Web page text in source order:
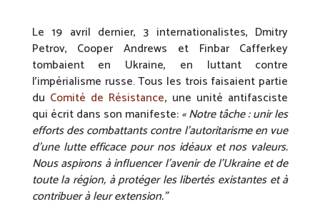
Le 19 avril dernier, 3 internationalistes, Dmitry
Petrov, Cooper Andrews et Finbar Cafferkey
tombaient en Ukraine, en luttant contre
l’impérialisme russe. Tous les trois faisaient partie
du Comité de Résistance, une unité antifasciste
qui écrit dans son manifeste:« Notre tâche : unir les
efforts des combattants contre l’autoritarisme en vue
d’une lutte efficace pour nos idéaux et nos valeurs.
Nous aspirons à influencer l’avenir de l’Ukraine et de
toute la région, à protéger les libertés existantes et à
contribuer à leur extension.”